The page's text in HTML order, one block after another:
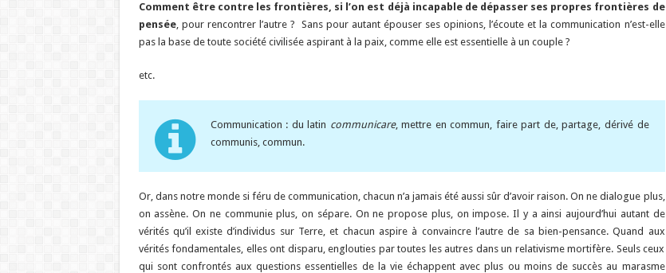
Comment être contre les frontières, si l’on est déjà incapable de dépasser ses propres frontières de
pensée, pour rencontrer l’autre ? Sans pour autant épouser ses opinions, l’écoute et la communication n’est-elle
pas la base de toute société civilisée aspirant à la paix, comme elle est essentielle à un couple ?
etc.
Communication : du latin communicare, mettre en commun, faire part de, partage, dérivé de
communis, commun.
Or, dans notre monde si féru de communication, chacun n’a jamais été aussi sûr d’avoir raison. On ne dialogue plus,
on assène. On ne communie plus, on sépare. On ne propose plus, on impose. Il y a ainsi aujourd’hui autant de
vérités qu’il existe d’individus sur Terre, et chacun aspire à convaincre l’autre de sa bien-pensance. Quand aux
vérités fondamentales, elles ont disparu, englouties par toutes les autres dans un relativisme mortifère. Seuls ceux
qui sont confrontés aux questions essentielles de la vie échappent avec plus ou moins de succès au marasme